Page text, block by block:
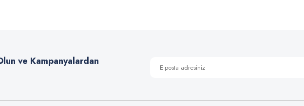
ve Kampanyalardan